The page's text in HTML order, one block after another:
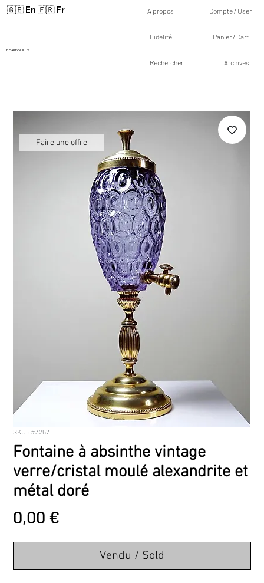
🇬🇧 En 🇫🇷 Fr
LE GAI FOUILLIS
A propos Compte / User
Fidélité Panier / Cart
Rechercher Archives
SKU : #3257
Fontaine à absinthe vintage
verre/cristal moulé alexandrite et
métal doré
0,00 €
Vendu / Sold
Faire une offre